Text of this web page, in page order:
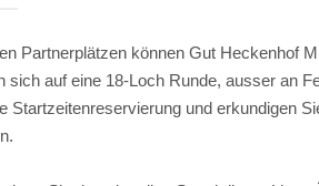
Partnerplätzen können Gut Heckenhof
sich auf eine 18-Loch Runde, ausser an
Startzeitenreservierung und erkundigen